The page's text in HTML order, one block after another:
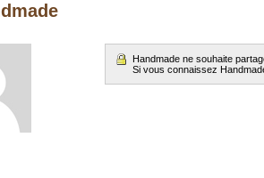
Handmade ne souhaite
Si vous connaissez